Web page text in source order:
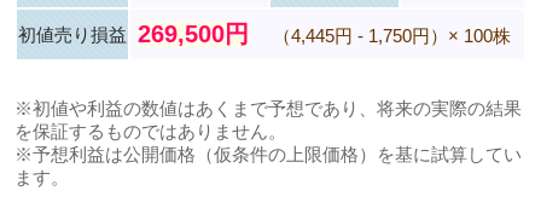
初値売り損益 269,500円 （4,445円 - 1,750円）× 100株
※初値や利益の数値はあくまで予想であり、将来の実際の結果
を保証するものではありません。
※予想利益は公開価格（仮条件の上限価格）を基に試算してい
ます。